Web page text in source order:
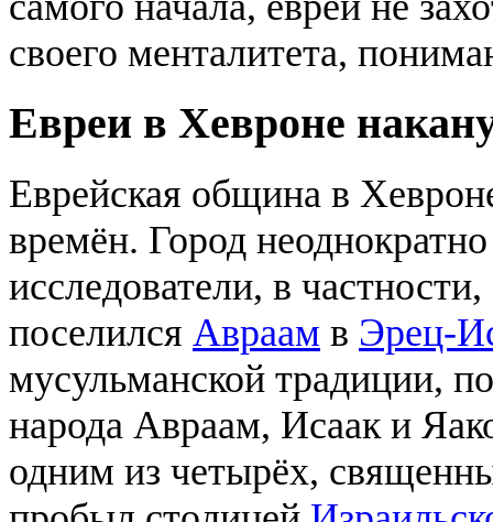
своего менталитета,
Евреи в Хевроне
Еврейская община в
времён. Город
исследователи, в
поселился Авраам в Эрец-
мусульманской традиции,
народа Авраам, Исаак и
одним из четырёх,